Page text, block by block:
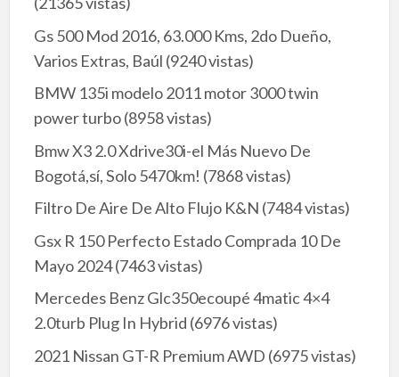
Gs 500 Mod 2016, 63.000 Kms, 2do Dueño,
Varios Extras, Baúl (9240 vistas)
BMW 135i modelo 2011 motor 3000 twin
power turbo(8958 vistas)
Bmw X3 2.0 Xdrive30i-el Más Nuevo De
Bogotá,sí, Solo 5470km! (7868 vistas)
Filtro De Aire De Alto Flujo K&N (7484 vistas)
Gsx R 150 Perfecto Estado Comprada 10 De
Mayo 2024(7463 vistas)
Mercedes Benz Glc350ecoupé 4matic 4×4
2.0turb Plug In Hybrid (6976 vistas)
2021 Nissan GT-R Premium AWD (6975 vistas)